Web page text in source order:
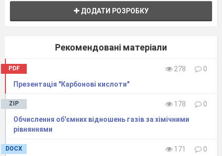
ДОДАТИ РОЗРОБКУ
Рекомендовані матеріали
PDF 278
0
Презентація "Карбонові кислоти"
ZIP 178
0
Обчислення об'ємних відношень газів за хімічними
рівняннями
DOCX 171
0